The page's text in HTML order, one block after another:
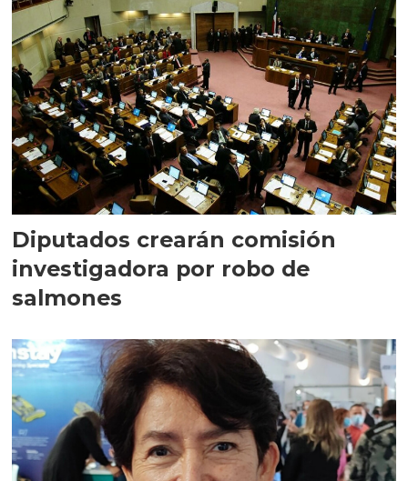
Diputados crearán comisión
investigadora por robo de
salmones